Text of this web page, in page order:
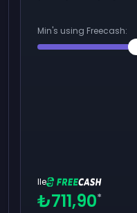
Min's using Freecash:
Ile
₺711,90*